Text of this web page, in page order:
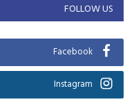
FOLLOW US
Facebook
Instagram